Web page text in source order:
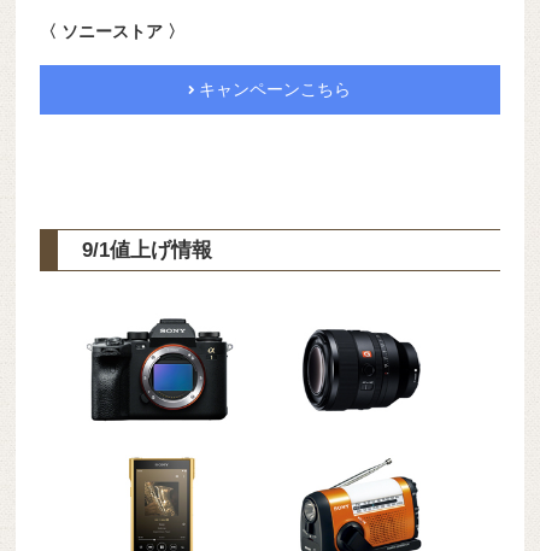
〈 ソニーストア 〉
キャンペーンこちら
9/1値上げ情報